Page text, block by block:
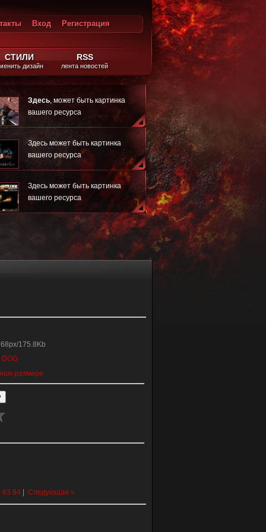
Вход
Регистрация
СТИЛИ
дизайн
RSS
лента новостей
Здесь, может быть картинка
вашего ресурса
Здесь может быть картинка
вашего ресурса
Здесь может быть картинка
вашего ресурса
175.8Kb
DOG
размере
63 64| Следующая »